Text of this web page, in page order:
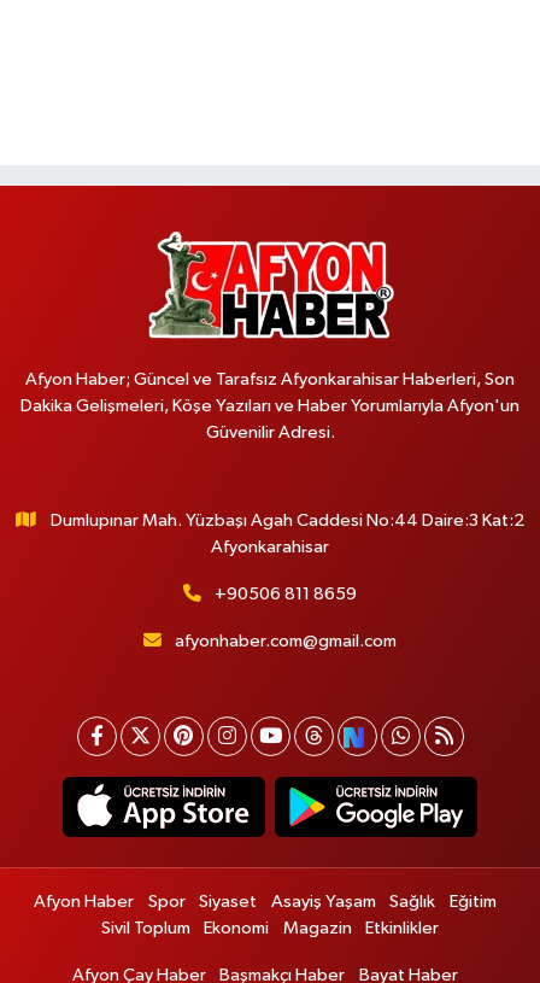
Afyon Haber; Güncel ve Tarafsız Afyonkarahisar Haberleri, Son
Dakika Gelişmeleri, Köşe Yazıları ve Haber Yorumlarıyla Afyon'un
Güvenilir Adresi.
Dumlupınar Mah. Yüzbaşı Agah Caddesi No:44 Daire:3 Kat:2
Afyonkarahisar
+90506 811 8659
afyonhaber.com@gmail.com
Afyon Haber Spor Siyaset Asayiş Yaşam Sağlık
Eğitim
Sivil Toplum
Ekonomi Magazin Etkinlikler
Afyon Çay Haber Başmakçı Haber Bayat Haber